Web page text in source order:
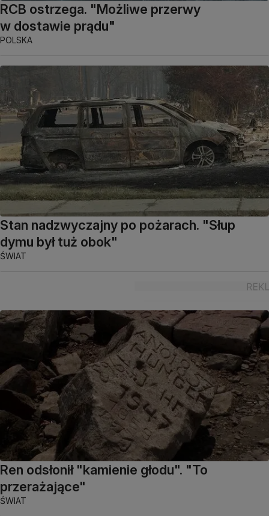
RCB ostrzega. "Możliwe przerwy
w dostawie prądu"
POLSKA
Stan nadzwyczajny po pożarach. "Słup
dymu był tuż obok"
ŚWIAT
Ren odsłonił "kamienie głodu". "To
przerażające"
ŚWIAT